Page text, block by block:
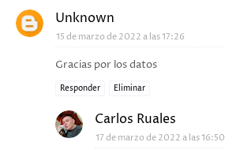
Unknown
15 de marzo de 2022 a las 17:26
Gracias por los datos
Responder Eliminar
Carlos Ruales
17 de marzo de 2022 a las 16:50